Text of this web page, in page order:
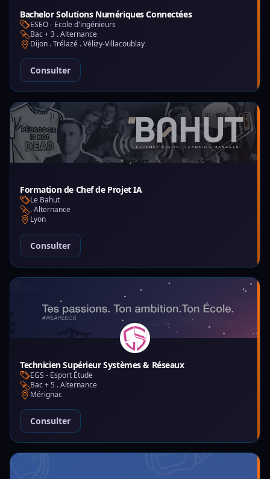
Bachelor Solutions Numériques Connectées
ESEO - Ecole d'ingénieurs
Bac + 3 . Alternance
Dijon . Trélazé . Vélizy-Villacoublay
Consulter
Formation de Chef de Projet IA
Le Bahut
. Alternance
Lyon
Consulter
Technicien Supérieur Systèmes & Réseaux
EGS - Esport Étude
Bac + 5 . Alternance
Mérignac
Consulter